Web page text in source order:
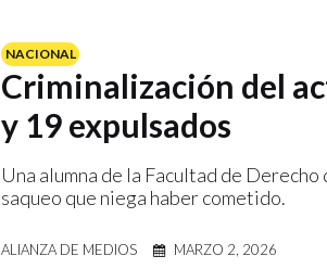
NACIONAL
Criminalización del
y 19 expulsados
Una alumna de la Facultad de
saqueo que niega haber cometido.
ALIANZA DE MEDIOS MARZO 2, 2026